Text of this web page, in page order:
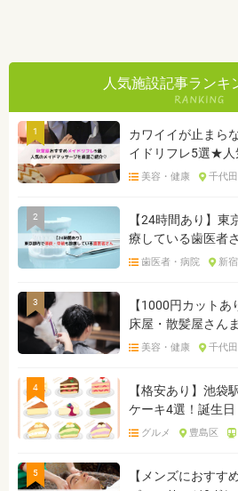
人気施設記事ランキ
1
カワイイが止まら
イドリフレ5選★人
美容・健康 千代
2
【24時間あり】
療している歯医者
歯医者・病院 新
3
【1000円カット
床屋・散髪屋さん
美容・健康 千代
4
【格安あり】池袋
ケーキ4選！誕生
グルメ 豊島区
5
【メンズにおすす